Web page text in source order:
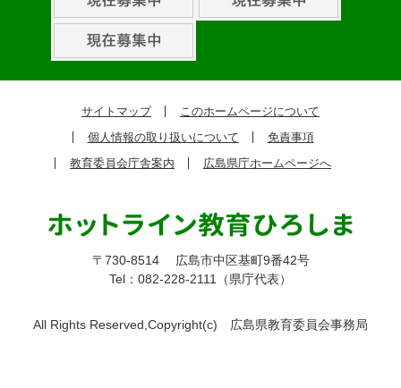
サイトマップ
このホームページについて
個人情報の取り扱いについて
免責事項
教育委員会庁舎案内
広島県庁ホームページへ
〒730-8514
広島市中区基町9番42号
Tel：082-228-2111（県庁代表）
All Rights Reserved,Copyright(c) 広島県教育委員会事務局